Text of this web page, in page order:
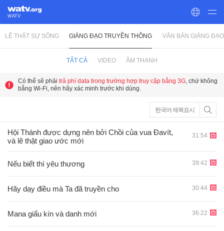
WATV
World Mission Society Church of God
LẼ THẬT SỰ SỐNG GIẢNG ĐẠO TRUYỀN THÔNG VĂN BẢN GIẢNG ĐẠO
TẤT CẢ VIDEO ÂM THANH
Có thể sẽ phải trả phí data trong trường hợp truy cập bằng 3G, chứ không
bằng Wi-Fi, nên hãy xác minh trước khi dùng.
한국어 제목표시
Hội Thánh được dựng nên bởi Chồi của vua Ðavít,
và lẽ thật giao ước mới
31:54
Nếu biết thì yêu thương 39:42
Hãy dạy điều mà Ta đã truyền cho 30:44
Mana giấu kín và danh mới 36:22